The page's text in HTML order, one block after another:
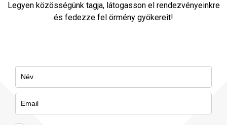
Legyen közösségünk tagja, látogasson el rendezvényeinkre
és fedezze fel örmény gyökereit!